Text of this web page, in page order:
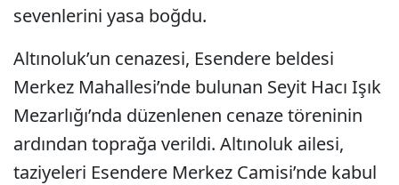
sevenlerini yasa boğdu.
Altınoluk’un cenazesi, Esendere beldesi
Merkez Mahallesi’nde bulunan Seyit Hacı Işık
Mezarlığı’nda düzenlenen cenaze töreninin
ardından toprağa verildi. Altınoluk ailesi,
taziyeleri Esendere Merkez Camisi’nde kabul